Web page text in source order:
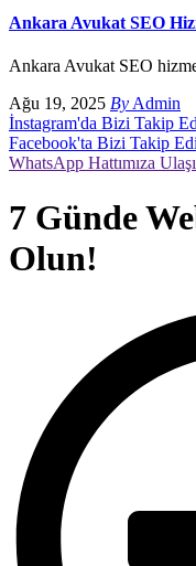
Ankara Avukat SEO
Ankara Avukat SEO
Ağu 19, 2025 By Admin
İnstagram'da Bizi Takip
Facebook'ta Bizi Takip
WhatsApp Hattımıza
7 Günde
Olun!